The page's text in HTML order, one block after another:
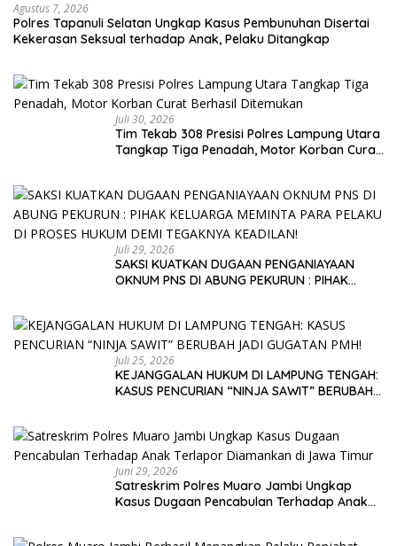
Agustus 7, 2026
Polres Tapanuli Selatan Ungkap Kasus Pembunuhan Disertai
Kekerasan Seksual terhadap Anak, Pelaku Ditangkap
Juli 30, 2026
Tim Tekab 308 Presisi Polres Lampung Utara
Tangkap Tiga Penadah, Motor Korban Curat
Juli 29, 2026
SAKSI KUATKAN DUGAAN PENGANIAYAAN
OKNUM PNS DI ABUNG PEKURUN : PIHAK
Juli 25, 2026
KEJANGGALAN HUKUM DI LAMPUNG TENGAH:
KASUS PENCURIAN “NINJA SAWIT” BERUBAH
Juni 29, 2026
Satreskrim Polres Muaro Jambi Ungkap
Kasus Dugaan Pencabulan Terhadap Anak